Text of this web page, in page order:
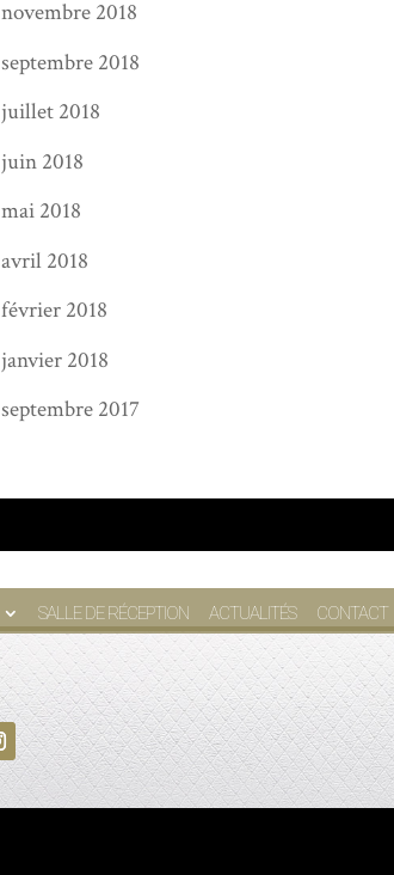
novembre 2018
septembre 2018
juillet 2018
juin 2018
mai 2018
avril 2018
février 2018
janvier 2018
septembre 2017
SALLE DE RÉCEPTION ACTUALITÉS CONTACT